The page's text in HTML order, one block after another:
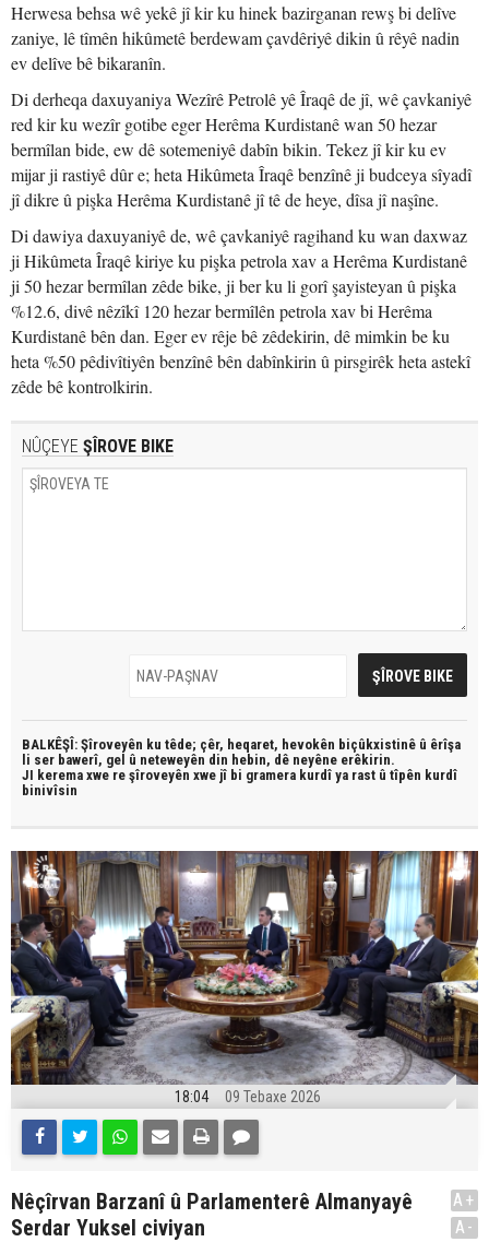
Herwesa behsa wê yekê jî kir ku hinek bazirganan rewş bi delîve
zaniye, lê tîmên hikûmetê berdewam çavdêriyê dikin û rêyê nadin
ev delîve bê bikaranîn.
Di derheqa daxuyaniya Wezîrê Petrolê yê Îraqê de jî, wê çavkaniyê
red kir ku wezîr gotibe eger Herêma Kurdistanê wan 50 hezar
bermîlan bide, ew dê sotemeniyê dabîn bikin. Tekez jî kir ku ev
mijar ji rastiyê dûr e; heta Hikûmeta Îraqê benzînê ji budceya sîyadî
jî dikre û pişka Herêma Kurdistanê jî tê de heye, dîsa jî naşîne.
Di dawiya daxuyaniyê de, wê çavkaniyê ragihand ku wan daxwaz
ji Hikûmeta Îraqê kiriye ku pişka petrola xav a Herêma Kurdistanê
ji 50 hezar bermîlan zêde bike, ji ber ku li gorî şayisteyan û pişka
%12.6, divê nêzîkî 120 hezar bermîlên petrola xav bi Herêma
Kurdistanê bên dan. Eger ev rêje bê zêdekirin, dê mimkin be ku
heta %50 pêdivîtiyên benzînê bên dabînkirin û pirsgirêk heta astekî
zêde bê kontrolkirin.
NÛÇEYE ŞÎROVE BIKE
BALKÊŞÎ: Şîroveyên ku têde; çêr, heqaret, hevokên biçûkxistinê û êrîşa
li ser bawerî, gel û neteweyên din hebin, dê neyêne erêkirin.
JI kerema xwe re şîroveyên xwe jî bi gramera kurdî ya rast û tîpên kurdî
binivîsin
18:04 09 Tebaxe 2026
Nêçîrvan Barzanî û Parlamenterê Almanyayê
Serdar Yuksel civiyan
A+
A-